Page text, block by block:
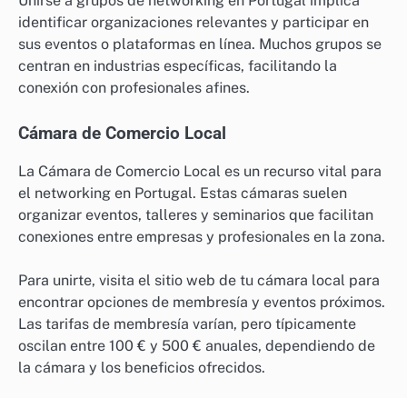
identificar organizaciones relevantes y participar en
sus eventos o plataformas en línea. Muchos grupos se
centran en industrias específicas, facilitando la
conexión con profesionales afines.
Cámara de Comercio Local
La Cámara de Comercio Local es un recurso vital para
el networking en Portugal. Estas cámaras suelen
organizar eventos, talleres y seminarios que facilitan
conexiones entre empresas y profesionales en la zona.
Para unirte, visita el sitio web de tu cámara local para
encontrar opciones de membresía y eventos próximos.
Las tarifas de membresía varían, pero típicamente
oscilan entre 100 € y 500 € anuales, dependiendo de
la cámara y los beneficios ofrecidos.